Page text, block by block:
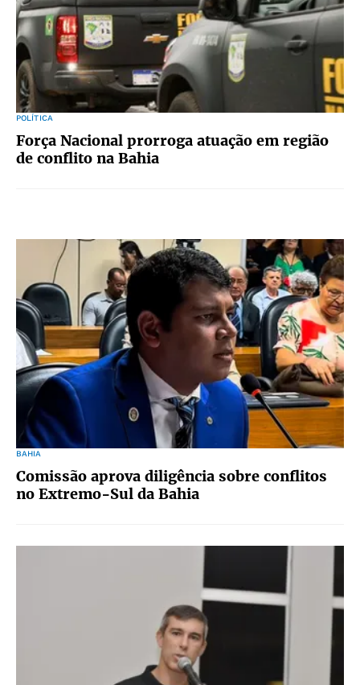
POLÍTICA
Força Nacional prorroga atuação em região
de conflito na Bahia
BAHIA
Comissão aprova diligência sobre conflitos
no Extremo-Sul da Bahia